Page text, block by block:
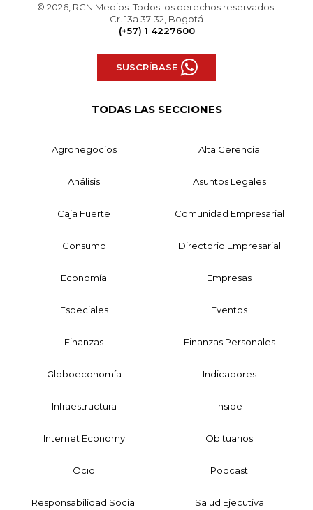
© 2026, RCN Medios. Todos los derechos reservados.
Cr. 13a 37-32, Bogotá
(+57) 1 4227600
SUSCRÍBASE
TODAS LAS SECCIONES
Agronegocios Alta Gerencia
Análisis Asuntos Legales
Caja Fuerte Comunidad Empresarial
Consumo Directorio Empresarial
Economía Empresas
Especiales Eventos
Finanzas Finanzas Personales
Globoeconomía Indicadores
Infraestructura Inside
Internet Economy Obituarios
Ocio Podcast
Responsabilidad Social Salud Ejecutiva